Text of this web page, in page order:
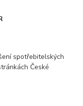
spotřebitelských
České